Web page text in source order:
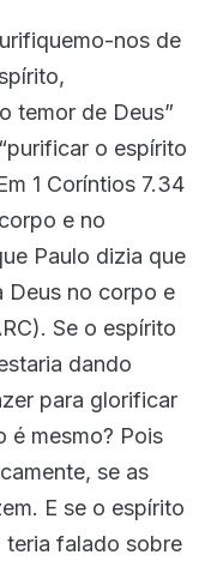
nos de
temor de Deus”
o espírito
1 Coríntios 7.34
e no
Paulo dizia que
Deus no corpo e
Se o espírito
dando
para glorificar
é mesmo? Pois
se as
E se o espírito
teria falado sobre